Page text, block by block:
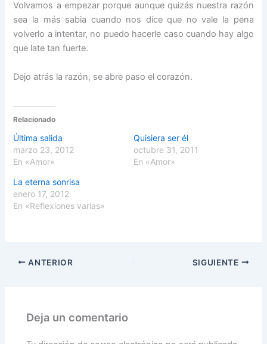
Volvamos a empezar porque aunque quizás nuestra razón
sea la más sabia cuando nos dice que no vale la pena
volverlo a intentar, no puedo hacerle caso cuando hay algo
que late tan fuerte.
Dejo atrás la razón, se abre paso el corazón.
Relacionado
Última salida
marzo 23, 2012
En «Amor»
Quisiera ser él
octubre 31, 2011
En «Amor»
La eterna sonrisa
enero 17, 2012
En «Reflexiones varias»
ANTERIOR SIGUIENTE
Deja un comentario